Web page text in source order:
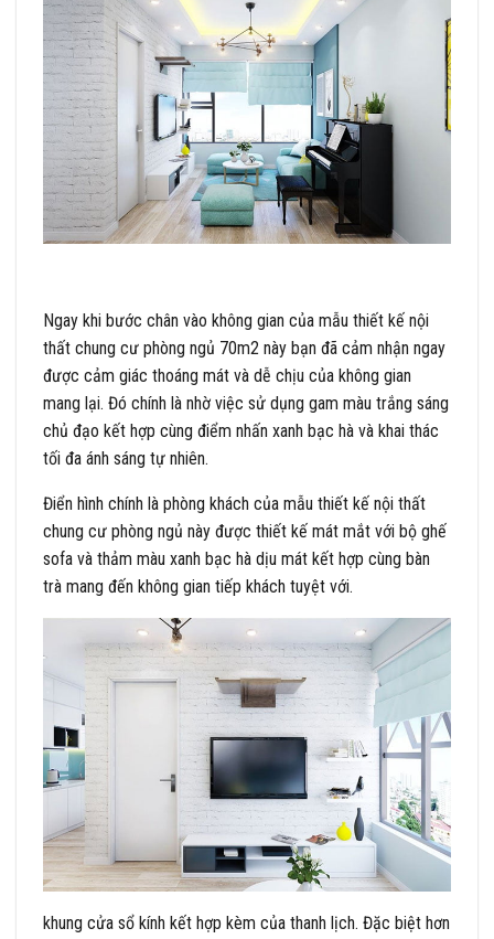
Ngay khi bước chân vào không gian của mẫu thiết kế nội
thất chung cư phòng ngủ 70m2 này bạn đã cảm nhận ngay
được cảm giác thoáng mát và dễ chịu của không gian
mang lại. Đó chính là nhờ việc sử dụng gam màu trắng sáng
chủ đạo kết hợp cùng điểm nhấn xanh bạc hà và khai thác
tối đa ánh sáng tự nhiên.
Điển hình chính là phòng khách của mẫu thiết kế nội thất
chung cư phòng ngủ này được thiết kế mát mắt với bộ ghế
sofa và thảm màu xanh bạc hà dịu mát kết hợp cùng bàn
trà mang đến không gian tiếp khách tuyệt với.
khung cửa sổ kính kết hợp kèm của thanh lịch. Đặc biệt hơn